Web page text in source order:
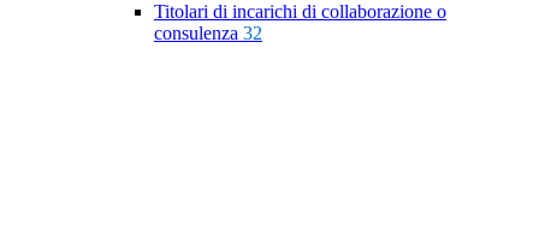
Titolari di incarichi di collaborazione o
consulenza 32